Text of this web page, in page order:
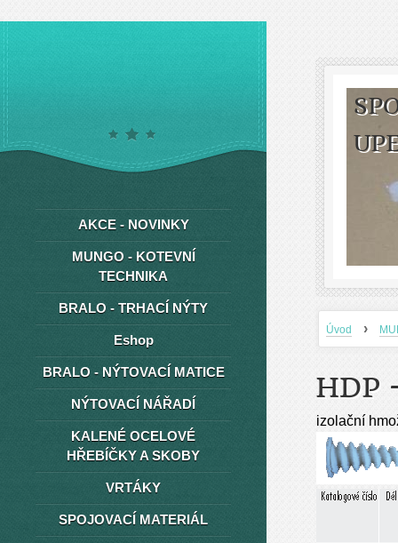
Úvod ›
HDP
izolační
AKCE - NOVINKY
MUNGO - KOTEVNÍ
TECHNIKA
BRALO - TRHACÍ NÝTY
Eshop
BRALO - NÝTOVACÍ MATICE
NÝTOVACÍ NÁŘADÍ
KALENÉ OCELOVÉ
HŘEBÍČKY A SKOBY
VRTÁKY
SPOJOVACÍ MATERIÁL